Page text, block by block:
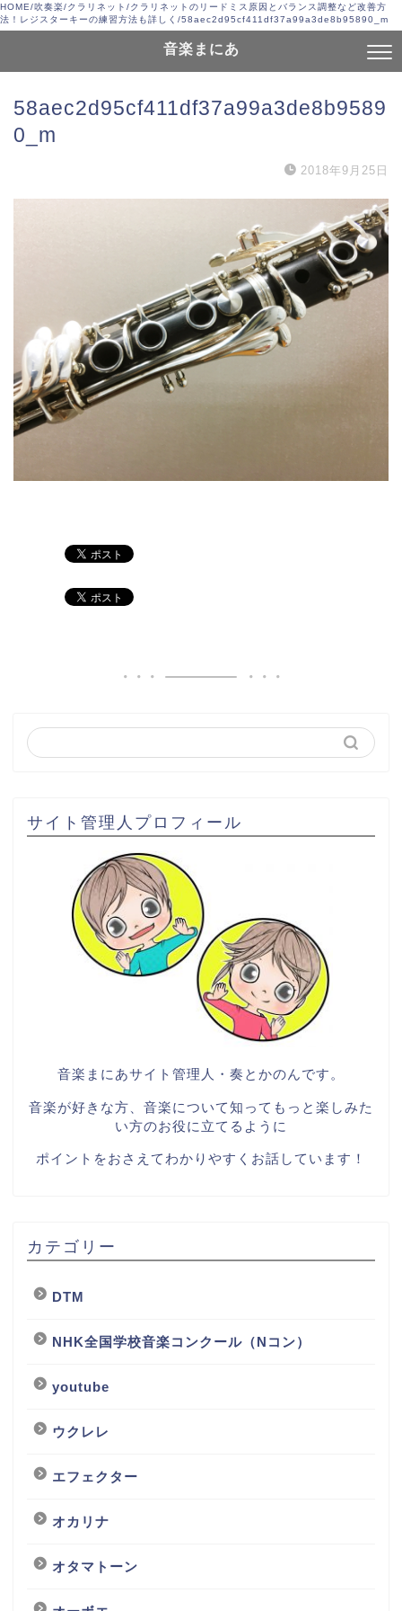
HOME/吹奏楽/クラリネット /クラリネットのリードミス原因とバランス調整など改善方
法！レジスターキーの練習方法も詳しく /58aec2d95cf411df37a99a3de8b95890_m
音楽まにあ
58aec2d95cf411df37a99a3de8b9589
0_m
2018年9月25日
サイト管理人プロフィール
音楽まにあサイト管理人・奏とかのんです。
音楽が好きな方、音楽について知ってもっと楽しみた
い方のお役に立てるように
ポイントをおさえてわかりやすくお話しています！
カテゴリー
DTM
NHK全国学校音楽コンクール（Nコン）
youtube
ウクレレ
エフェクター
オカリナ
オタマトーン